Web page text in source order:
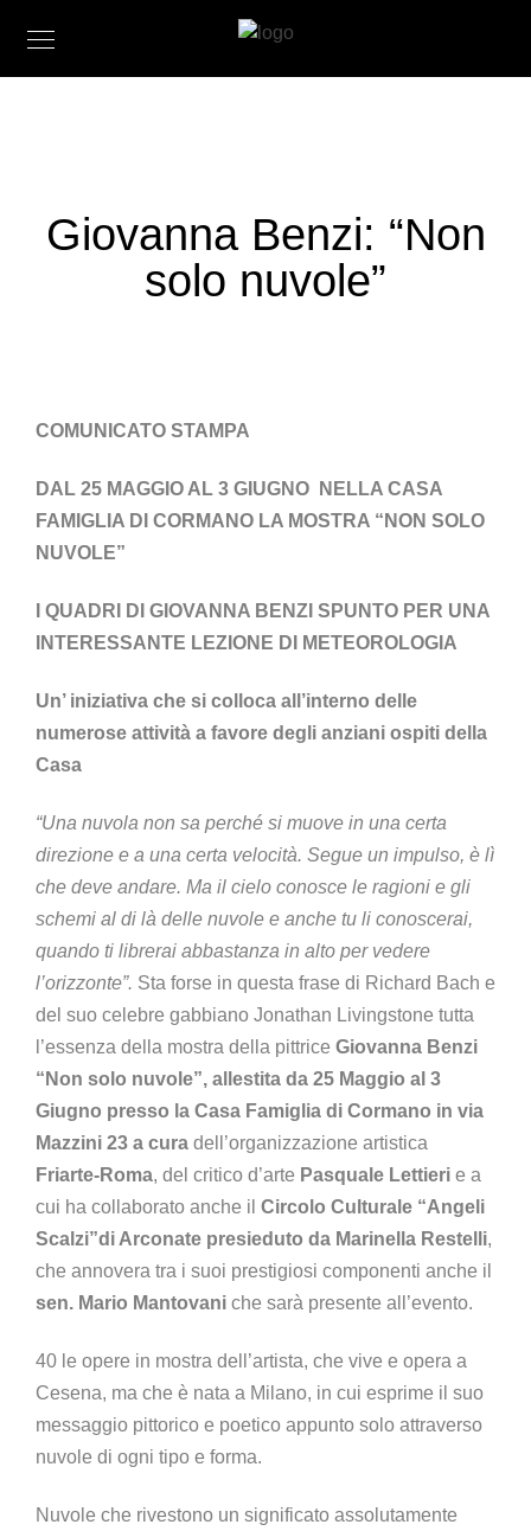
Giovanna Benzi: “Non
solo nuvole”
COMUNICATO STAMPA
DAL 25 MAGGIO AL 3 GIUGNO NELLA CASA
FAMIGLIA DI CORMANO LA MOSTRA “NON SOLO
NUVOLE”
I QUADRI DI GIOVANNA BENZI SPUNTO PER UNA
INTERESSANTE LEZIONE DI METEOROLOGIA
Un’ iniziativa che si colloca all’interno delle
numerose attività a favore degli anziani ospiti della
Casa
“Una nuvola non sa perché si muove in una certa
direzione e a una certa velocità. Segue un impulso, è lì
che deve andare. Ma il cielo conosce le ragioni e gli
schemi al di là delle nuvole e anche tu li conoscerai,
quando ti librerai abbastanza in alto per vedere
l’orizzonte”. Sta forse in questa frase di Richard Bach e
del suo celebre gabbiano Jonathan Livingstone tutta
l’essenza della mostra della pittrice Giovanna Benzi
“Non solo nuvole”, allestita da 25 Maggio al 3
Giugno presso la Casa Famiglia di Cormano in via
Mazzini 23 a cura dell’organizzazione artistica
Friarte-Roma, del critico d’arte Pasquale Lettieri e a
cui ha collaborato anche il Circolo Culturale “Angeli
Scalzi”di Arconate presieduto da Marinella Restelli,
che annovera tra i suoi prestigiosi componenti anche il
sen. Mario Mantovani che sarà presente all’evento.
40 le opere in mostra dell’artista, che vive e opera a
Cesena, ma che è nata a Milano, in cui esprime il suo
messaggio pittorico e poetico appunto solo attraverso
nuvole di ogni tipo e forma.
Nuvole che rivestono un significato assolutamente